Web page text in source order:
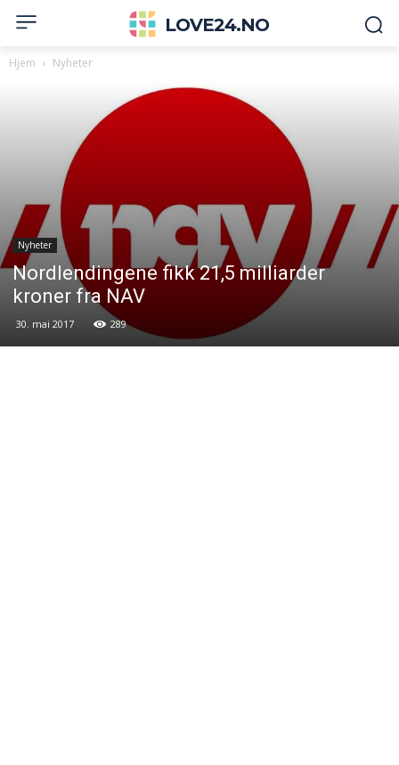
LOVE24.NO
Hjem Nyheter
Nyheter
Nordlendingene fikk 21,5 milliarder
kroner fra NAV
30. mai 2017 289